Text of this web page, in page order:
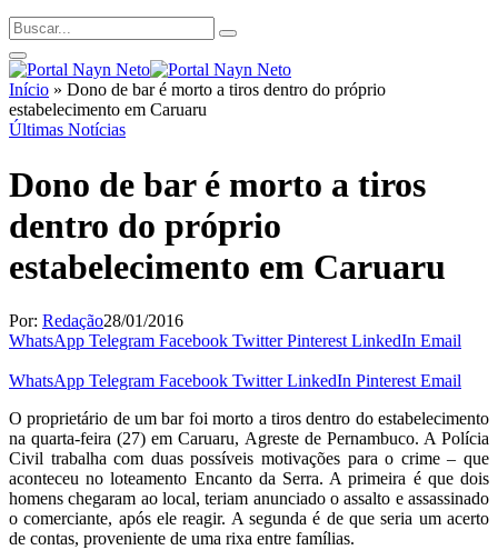
Início » Dono de bar é morto a tiros dentro do próprio
estabelecimento em Caruaru
Últimas Notícias
Dono de bar é morto a tiros
dentro do próprio
estabelecimento em Caruaru
Por: Redação28/01/2016
WhatsApp Telegram Facebook Twitter Pinterest LinkedIn Email
WhatsApp Telegram Facebook Twitter LinkedIn Pinterest Email
O proprietário de um bar foi morto a tiros dentro do estabelecimento
na quarta-feira (27) em Caruaru, Agreste de Pernambuco. A Polícia
Civil trabalha com duas possíveis motivações para o crime – que
aconteceu no loteamento Encanto da Serra. A primeira é que dois
homens chegaram ao local, teriam anunciado o assalto e assassinado
o comerciante, após ele reagir. A segunda é de que seria um acerto
de contas, proveniente de uma rixa entre famílias.